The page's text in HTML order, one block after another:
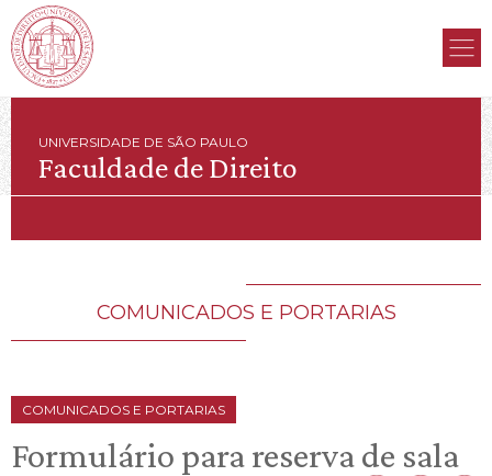
UNIVERSIDADE DE SÃO PAULO
Faculdade de Direito
COMUNICADOS E PORTARIAS
COMUNICADOS E PORTARIAS
Formulário para reserva de sala